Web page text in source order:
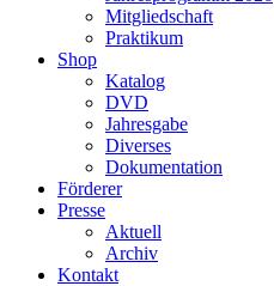
Mitgliedschaft
Praktikum
Shop
Katalog
DVD
Jahresgabe
Diverses
Dokumentation
Förderer
Presse
Aktuell
Archiv
Kontakt